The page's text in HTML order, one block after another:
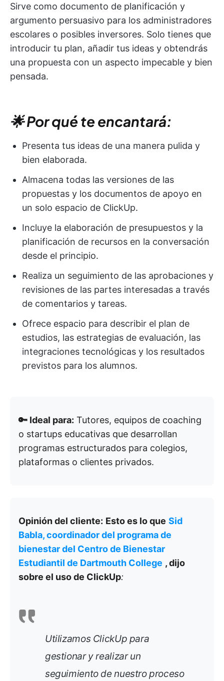
Sirve como documento de planificación y
argumento persuasivo para los administradores
escolares o posibles inversores. Solo tienes que
introducir tu plan, añadir tus ideas y obtendrás
una propuesta con un aspecto impecable y bien
pensada.
🌟 Por qué te encantará:
Presenta tus ideas de una manera pulida y
bien elaborada.
Almacena todas las versiones de las
propuestas y los documentos de apoyo en
un solo espacio de ClickUp.
Incluye la elaboración de presupuestos y la
planificación de recursos en la conversación
desde el principio.
Realiza un seguimiento de las aprobaciones y
revisiones de las partes interesadas a través
de comentarios y tareas.
Ofrece espacio para describir el plan de
estudios, las estrategias de evaluación, las
integraciones tecnológicas y los resultados
previstos para los alumnos.
🔑 Ideal para: Tutores, equipos de coaching
o startups educativas que desarrollan
programas estructurados para colegios,
plataformas o clientes privados.
Opinión del cliente: Esto es lo que Sid
Babla, coordinador del programa de
bienestar del Centro de Bienestar
Estudiantil de Dartmouth College , dijo
sobre el uso de ClickUp:
Utilizamos ClickUp para
gestionar y realizar un
seguimiento de nuestro proceso